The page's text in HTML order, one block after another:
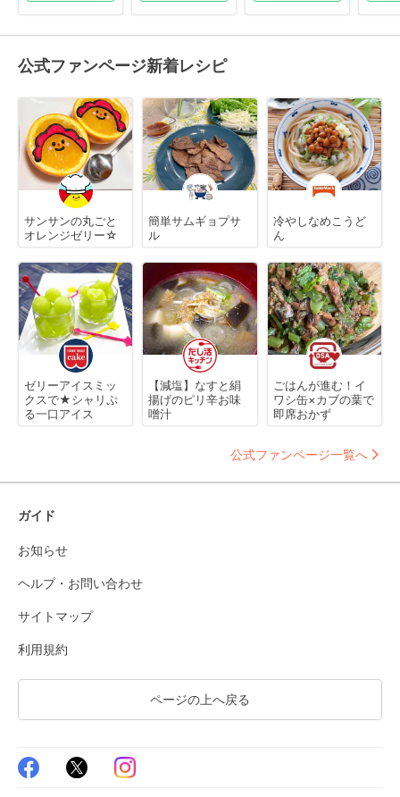
公式ファンページ新着レシピ
サンサンの丸ごと
オレンジゼリー☆
簡単サムギョプサ
ル
冷やしなめこうど
ん
ゼリーアイスミッ
クスで★シャリぷ
る一口アイス
【減塩】なすと絹
揚げのピリ辛お味
噌汁
ごはんが進む！イ
ワシ缶×カブの葉で
即席おかず
公式ファンページ一覧へ
ガイド
お知らせ
ヘルプ・お問い合わせ
サイトマップ
利用規約
ページの上へ戻る